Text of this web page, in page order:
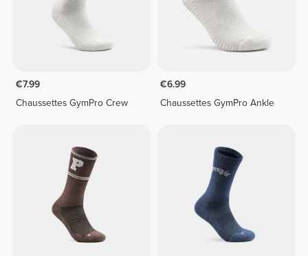
€7.99
Chaussettes GymPro Crew
€6.99
Chaussettes GymPro Ankle